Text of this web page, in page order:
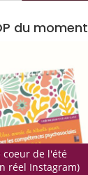
du moment
coeur de l'été
réel Instagram)